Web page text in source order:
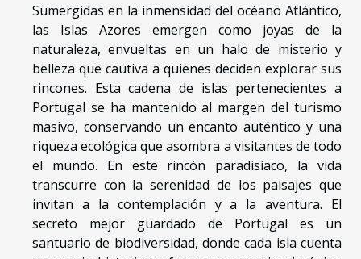
Sumergidas en la inmensidad del océano Atlántico,
las Islas Azores emergen como joyas de la
naturaleza, envueltas en un halo de misterio y
belleza que cautiva a quienes deciden explorar sus
rincones. Esta cadena de islas pertenecientes a
Portugal se ha mantenido al margen del turismo
masivo, conservando un encanto auténtico y una
riqueza ecológica que asombra a visitantes de todo
el mundo. En este rincón paradisíaco, la vida
transcurre con la serenidad de los paisajes que
invitan a la contemplación y a la aventura. El
secreto mejor guardado de Portugal es un
santuario de biodiversidad, donde cada isla cuenta